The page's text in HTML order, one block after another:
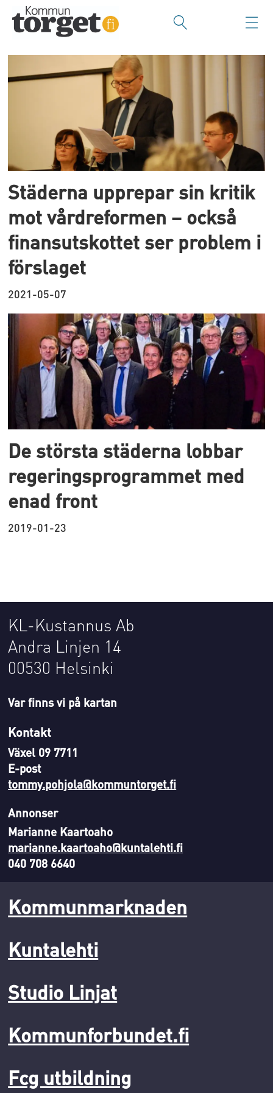
Tag:
städernas
nätverk
Städerna upprepar sin kritik
mot vårdreformen – också
finansutskottet ser problem i
förslaget
2021-05-07
De största städerna lobbar
regeringsprogrammet med
enad front
2019-01-23
KL-Kustannus Ab
Andra Linjen 14
00530 Helsinki
Var finns vi på kartan
Kontakt
Växel 09 7711
E-post
tommy.pohjola@kommuntorget.fi
Annonser
Marianne Kaartoaho
marianne.kaartoaho@kuntalehti.fi
040 708 6640
Kommunmarknaden
Kuntalehti
Studio Linjat
Kommunforbundet.fi
Fcg utbildning